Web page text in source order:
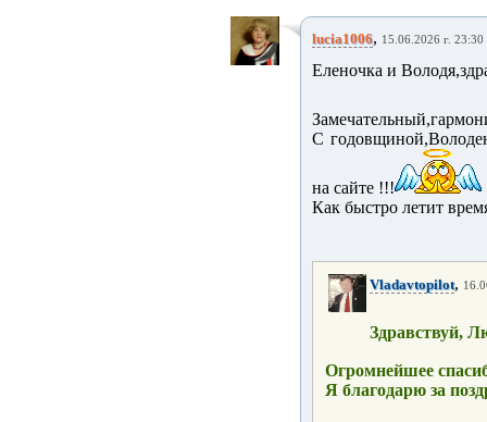
lucia1006, 15.06.2026 г. 23:30
Еленочка и
С
на сайте !!!
Как быстро летит
Vladavtopilot,
Здравствуй,
Огромнейшее
Я благодарю за